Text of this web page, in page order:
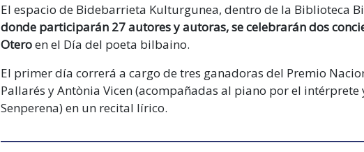
El espacio de Bidebarrieta Kulturgunea, dentro de la Biblioteca
donde participarán 27 autores y autoras, se celebrarán dos
Oteroen el Día del poeta bilbaino.
El primer día correrá a cargo de tres ganadoras del Premio
Pallarés y Antònia Vicen (acompañadas al piano por el
Senperena) en un recital lírico.